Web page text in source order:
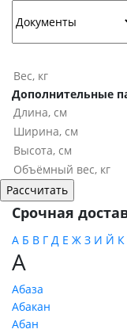
Дополнительные
Срочная
А Б В Г Д Е Ж З И Й К
А
Абаза
Абакан
Абан